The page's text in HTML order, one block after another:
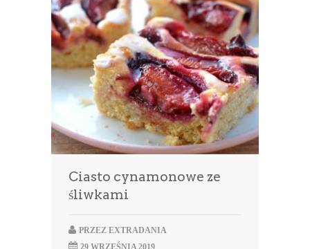
Ciasto cynamonowe ze
śliwkami
PRZEZ EXTRADANIA